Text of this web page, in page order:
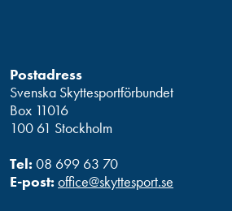
Postadress
Svenska Skyttesportförbundet
Box 11016
100 61 Stockholm
Tel: 08 699 63 70
E-post: office@skyttesport.se